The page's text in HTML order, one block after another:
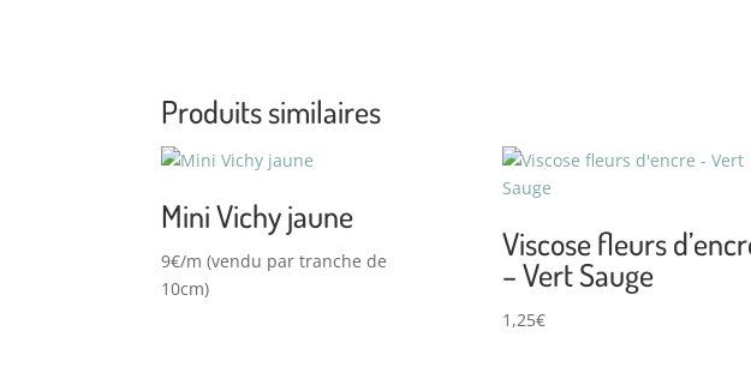
Produits similaires
Mini Vichy jaune
9€/m (vendu par tranche de
10cm)
Viscose fleurs
– Vert Sauge
1,25€